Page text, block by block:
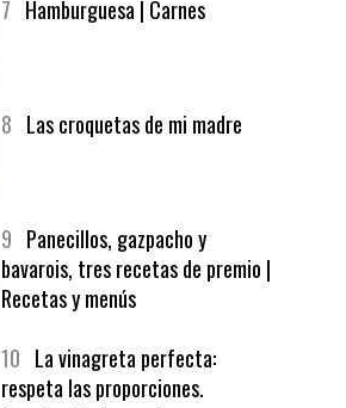
afuegolentoempleo.com
bavarois, tres recetas de premio |
Recetas y menús